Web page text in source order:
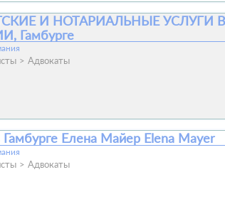
И НОТАРИАЛЬНЫЕ УСЛУГИ В
Гамбурге
Адвокаты
Гамбурге Елена Майер Elena Mayer
Адвокаты